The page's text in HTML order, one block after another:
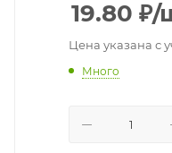
19.80 ₽/
Цена указана с
Много